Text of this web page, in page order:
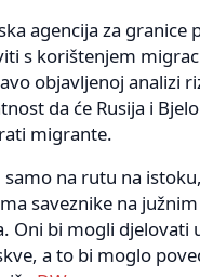
agencija za granice
s korištenjem
objavljenoj analizi
da će Rusija i
migrante.
samo na rutu na
saveznike na
Oni bi mogli djelovati
a to bi moglo